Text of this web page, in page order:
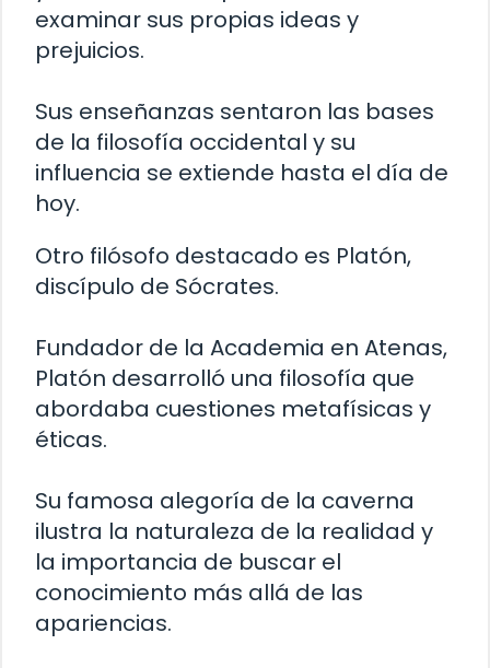
examinar sus propias ideas y
prejuicios.
Sus enseñanzas sentaron las bases
de la filosofía occidental y su
influencia se extiende hasta el día de
hoy.
Otro filósofo destacado es Platón,
discípulo de Sócrates.
Fundador de la Academia en Atenas,
Platón desarrolló una filosofía que
abordaba cuestiones metafísicas y
éticas.
Su famosa alegoría de la caverna
ilustra la naturaleza de la realidad y
la importancia de buscar el
conocimiento más allá de las
apariencias.